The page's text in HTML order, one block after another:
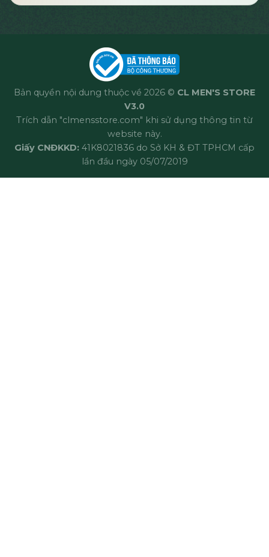
Bản quyền nội dung thuộc về 2026 © CL MEN'S STORE
V3.0
Trích dẫn "clmensstore.com" khi sử dụng thông tin từ
website này.
Giấy CNĐKKD: 41K8021836 do Sở KH & ĐT TPHCM cấp
lần đầu ngày 05/07/2019